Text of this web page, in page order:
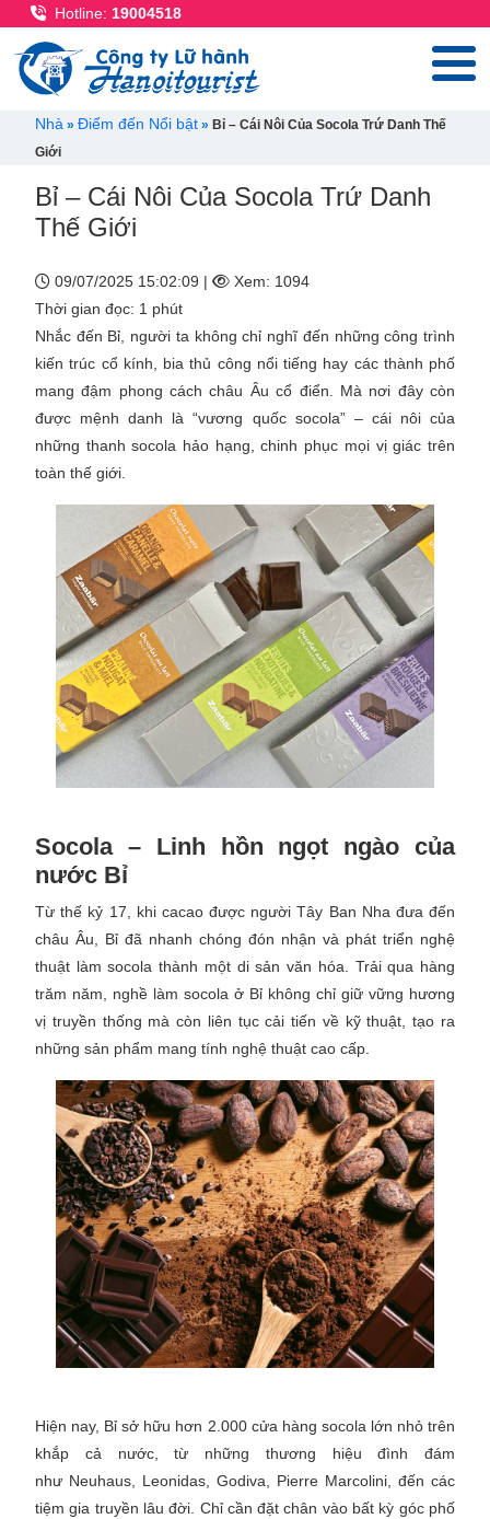
Hotline: 19004518
Breadcrumb
Nhà Điểm đến Nổi bật
Bỉ – Cái Nôi Của Socola Trứ Danh Thế
Giới
Bỉ – Cái Nôi Của Socola Trứ Danh
Thế Giới
09/07/2025 15:02:09 |
Xem: 1094
Thời gian đọc: 1 phút
Nhắc đến Bỉ, người ta không chỉ nghĩ đến những công trình
kiến trúc cổ kính, bia thủ công nổi tiếng hay các thành phố
mang đậm phong cách châu Âu cổ điển. Mà nơi đây còn
được mệnh danh là “vương quốc socola” – cái nôi của
những thanh socola hảo hạng, chinh phục mọi vị giác trên
toàn thế giới.
Socola – Linh hồn ngọt ngào của
nước Bỉ
Từ thế kỷ 17, khi cacao được người Tây Ban Nha đưa đến
châu Âu, Bỉ đã nhanh chóng đón nhận và phát triển nghệ
thuật làm socola thành một di sản văn hóa. Trải qua hàng
trăm năm, nghề làm socola ở Bỉ không chỉ giữ vững hương
vị truyền thống mà còn liên tục cải tiến về kỹ thuật, tạo ra
những sản phẩm mang tính nghệ thuật cao cấp.
Hiện nay, Bỉ sở hữu hơn 2.000 cửa hàng socola lớn nhỏ trên
khắp cả nước, từ những thương hiệu đình đám
như Neuhaus, Leonidas, Godiva, Pierre Marcolini, đến các
tiệm gia truyền lâu đời. Chỉ cần đặt chân vào bất kỳ góc phố